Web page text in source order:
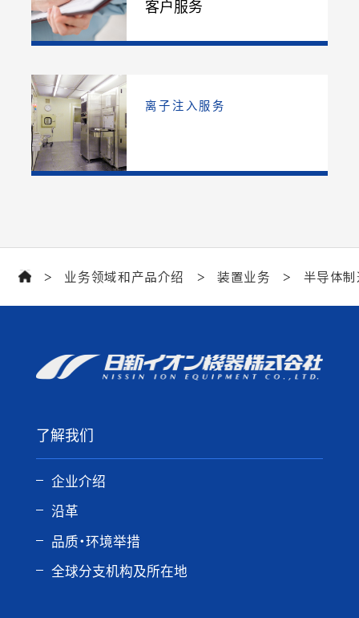
客户服务
离子注入服务
> 业务领域和产品介绍 > 装置业务 > 半导体
了解我们
企业介绍
沿革
品质・环境举措
全球分支机构及所在地